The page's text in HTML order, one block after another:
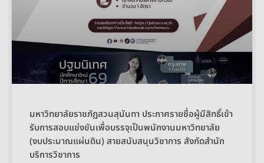
มหาวิทยาลัยราชภัฏสวนสุนันทา ประกาศรายชื่อผู้มีสิทธิ์เข้า
รับการสอบแข่งขันเพื่อบรรจุเป็นพนักงานมหาวิทยาลัย
(งบประมาณแผ่นดิน) สายสนับสนุนวิชาการ สังกัดสำนัก
บริการวิชาการ